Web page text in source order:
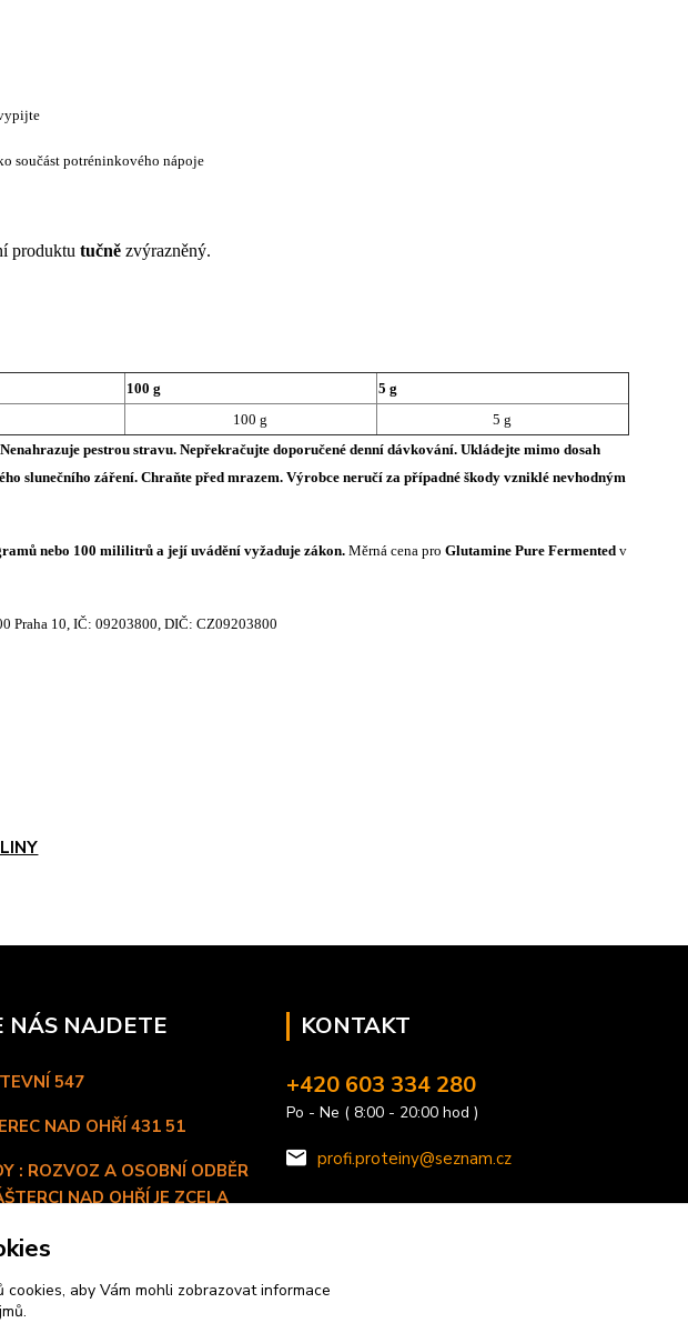
součást potréninkového nápoje
produktu tučnězvýrazněný.
100 g
5 g
100 g 5 g
pestrou stravu. Nepřekračujte doporučené denní dávkování. Ukládejte mimo dosah
slunečního záření. Chraňte před mrazem. Výrobce neručí za případné škody vzniklé nevhodným
nebo 100 mililitrů a její uvádění vyžaduje zákon. Měrná cena pro Glutamine Pure Fermented v
Praha 10, IČ: 09203800, DIČ: CZ09203800
NÁS NAJDETE
547
NAD OHŘÍ 431 51
: ROZVOZ A OSOBNÍ ODBĚR
NAD OHŘÍ JE ZCELA
KONTAKT
+420 603 334 280
Po - Ne ( 8:00 - 20:00 hod )
profi.proteiny@seznam.cz
cookies, aby Vám mohli zobrazovat informace